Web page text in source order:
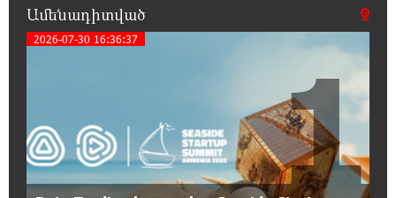
Նոր պարտքեր են ներգրավում ճեղքերը
փակելու համար. «Փաստ»
Անհավասարակշռության և նոր
կախվածության վտանգները. «Փաստ»
0:57:28 6-08-2026
Ես հավատում եմ, որ «Արարարտ-
Ամենադիտված
2026-07-30 16:36:37
1